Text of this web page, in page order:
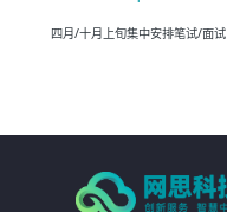
四月/十月上旬集中安排笔试/面试